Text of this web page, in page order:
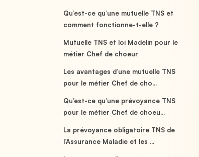
Qu’est-ce qu’une mutuelle TNS et
comment fonctionne-t-elle ?
Mutuelle TNS et loi Madelin pour le
métier Chef de choeur
Les avantages d’une mutuelle TNS
pour le métier Chef de cho...
Qu’est-ce qu’une prévoyance TNS
pour le métier Chef de choeu...
La prévoyance obligatoire TNS de
l’Assurance Maladie et les ...